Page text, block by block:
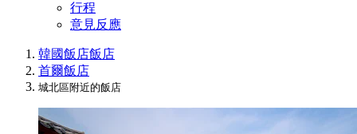
行程
意見反應
韓國飯店飯店
首爾飯店
城北區附近的飯店